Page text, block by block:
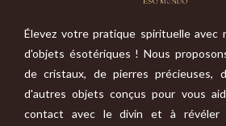
Élevez votre pratique spirituelle avec
d'objets ésotériques ! Nous
de cristaux, de pierres précieuses,
d'autres objets conçus pour vous
contact avec le divin et à révéler